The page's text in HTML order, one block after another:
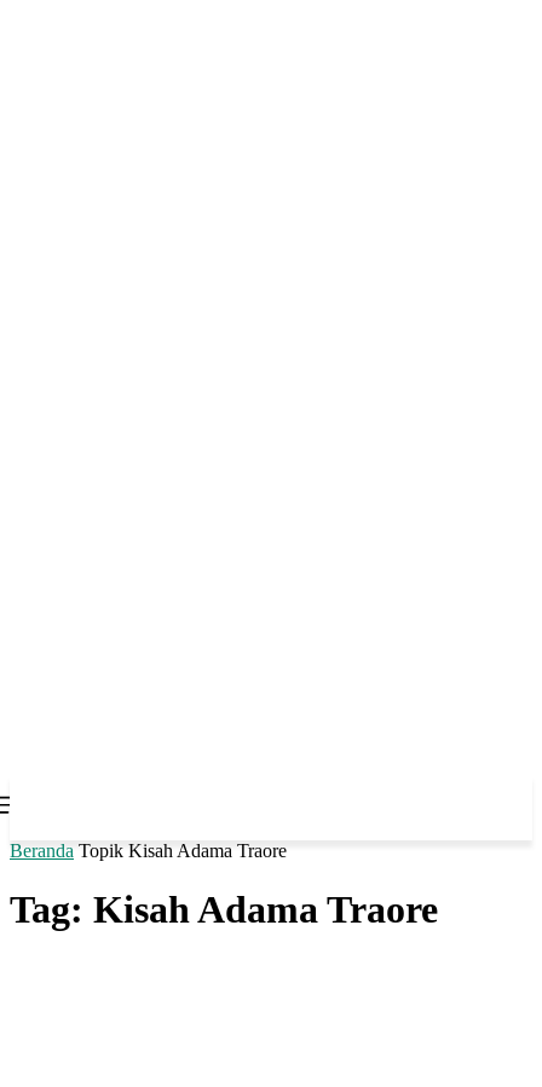
Beranda Topik Kisah Adama Traore
Tag: Kisah Adama Traore